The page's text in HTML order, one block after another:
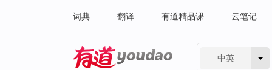
词典 翻译 有道精品课 云笔记
中英